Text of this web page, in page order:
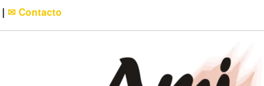
| ✉ Contacto